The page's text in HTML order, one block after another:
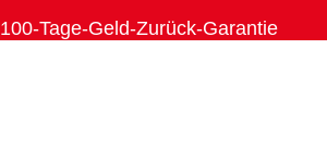
100-Tage-Geld-Zurück-Garantie